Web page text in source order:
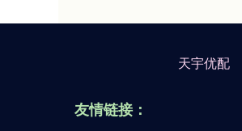
天宇优配
友情链接：